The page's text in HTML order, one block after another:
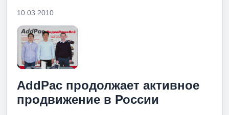
10.03.2010
AddPac продолжает активное
продвижение в России